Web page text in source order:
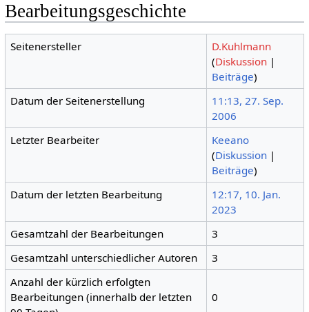
Bearbeitungsgeschichte
Seitenersteller
D.Kuhlmann
(Diskussion |
Beiträge)
Datum der Seitenerstellung
11:13, 27. Sep.
2006
Letzter Bearbeiter
Keeano
(Diskussion |
Beiträge)
Datum der letzten Bearbeitung
12:17, 10. Jan.
2023
Gesamtzahl der Bearbeitungen
3
Gesamtzahl unterschiedlicher Autoren
3
Anzahl der kürzlich erfolgten
Bearbeitungen (innerhalb der letzten
0